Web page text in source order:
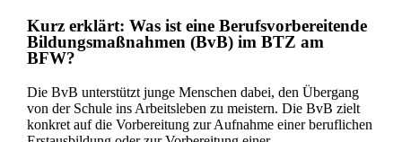
Kurz erklärt: Was ist eine Berufsvorbereitende
Bildungsmaßnahmen (BvB) im BTZ am
BFW?
Die BvB unterstützt junge Menschen dabei, den Übergang
von der Schule ins Arbeitsleben zu meistern. Die BvB zielt
konkret auf die Vorbereitung zur Aufnahme einer beruflichen